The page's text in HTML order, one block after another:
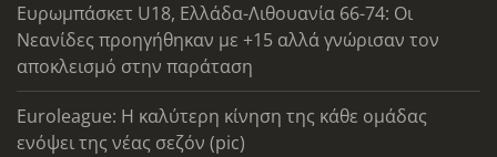
Ευρωμπάσκετ U18, Ελλάδα-Λιθουανία 66-74: Οι
Νεανίδες προηγήθηκαν με +15 αλλά γνώρισαν τον
αποκλεισμό στην παράταση
Euroleague: Η καλύτερη κίνηση της κάθε ομάδας
ενόψει της νέας σεζόν (pic)